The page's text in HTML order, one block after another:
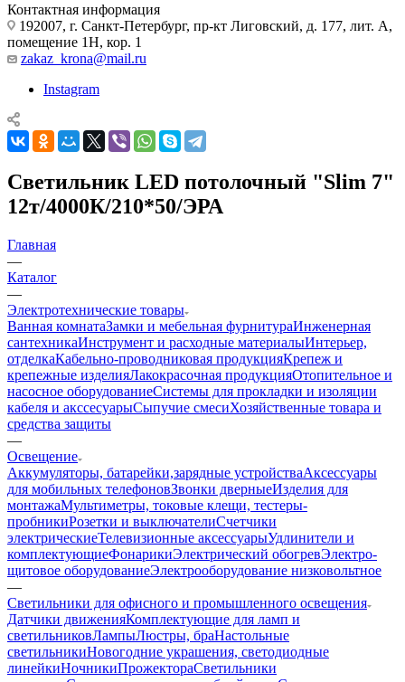
Контактная информация
192007, г. Санкт-Петербург, пр-кт Лиговский, д. 177, лит. А,
помещение 1Н, кор. 1
zakaz_krona@mail.ru
Instagram
Светильник LED потолочный "Slim 7"
12т/4000К/210*50/ЭРА
Главная
—
Каталог
—
Электротехнические товары
Ванная комнатаЗамки и мебельная фурнитураИнженерная
сантехникаИнструмент и расходные материалыИнтерьер,
отделкаКабельно-проводниковая продукцияКрепеж и
крепежные изделияЛакокрасочная продукцияОтопительное и
насосное оборудованиеСистемы для прокладки и изоляции
кабеля и акссесуарыСыпучие смесиХозяйственные товара и
средства защиты
—
Освещение
Аккумуляторы, батарейки,зарядные устройстваАксессуары
для мобильных телефоновЗвонки дверныеИзделия для
монтажаМультиметры, токовые клещи, тестеры-
пробникиРозетки и выключателиСчетчики
электрическиеТелевизионные аксессуарыУдлинители и
комплектующиеФонарикиЭлектрический обогревЭлектро-
щитовое оборудованиеЭлектрооборудование низковольтное
—
Светильники для офисного и промышленного освещения
Датчики движенияКомплектующие для ламп и
светильниковЛампыЛюстры, браНастольные
светильникиНовогодние украшения, светодиодные
линейкиНочникиПрожектораСветильники